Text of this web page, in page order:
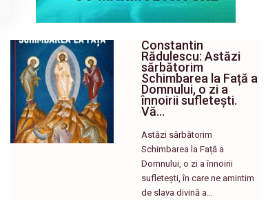
Constantin
Rădulescu: Astăzi
sărbătorim
Schimbarea la Față a
Domnului, o zi a
înnoirii sufletești.
Vă…
Astăzi sărbătorim
Schimbarea la Față a
Domnului, o zi a înnoirii
sufletești, în care ne amintim
de slava divină a…